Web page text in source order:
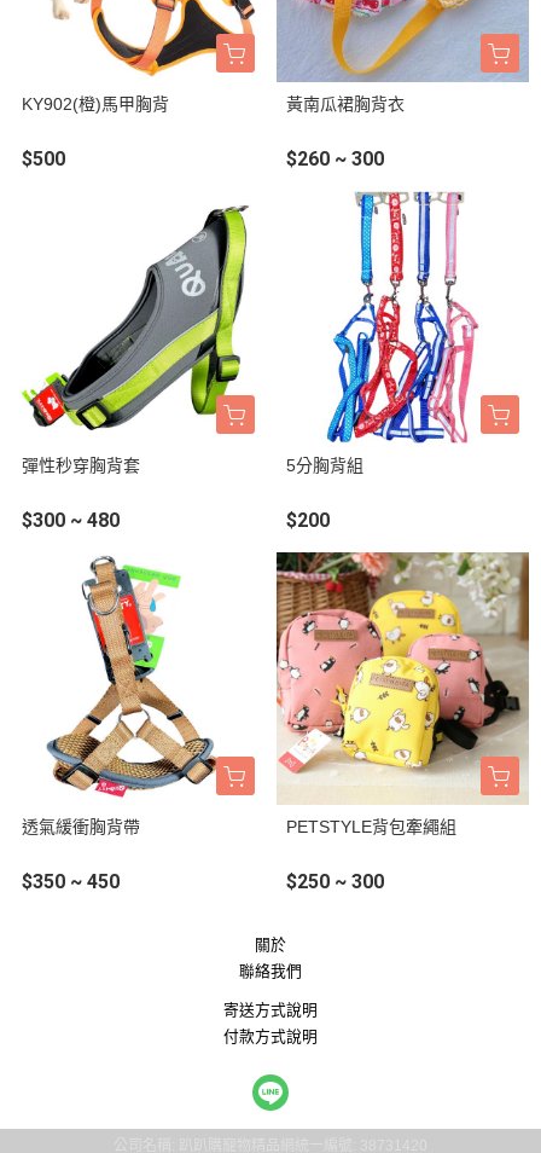
KY902(橙)馬甲胸背
$500
黃南瓜裙胸背衣
$260 ~ 300
彈性秒穿胸背套
$300 ~ 480
5分胸背組
$200
透氣緩衝胸背帶
$350 ~ 450
PETSTYLE背包牽繩組
$250 ~ 300
關於
聯絡我們
寄送方式說明
付款方式說明